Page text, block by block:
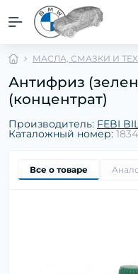
МАСЛА, СМАЗКИ И
Антифриз
(концентрат)
Производитель: FEBI
Каталожный номер:
Все о товаре